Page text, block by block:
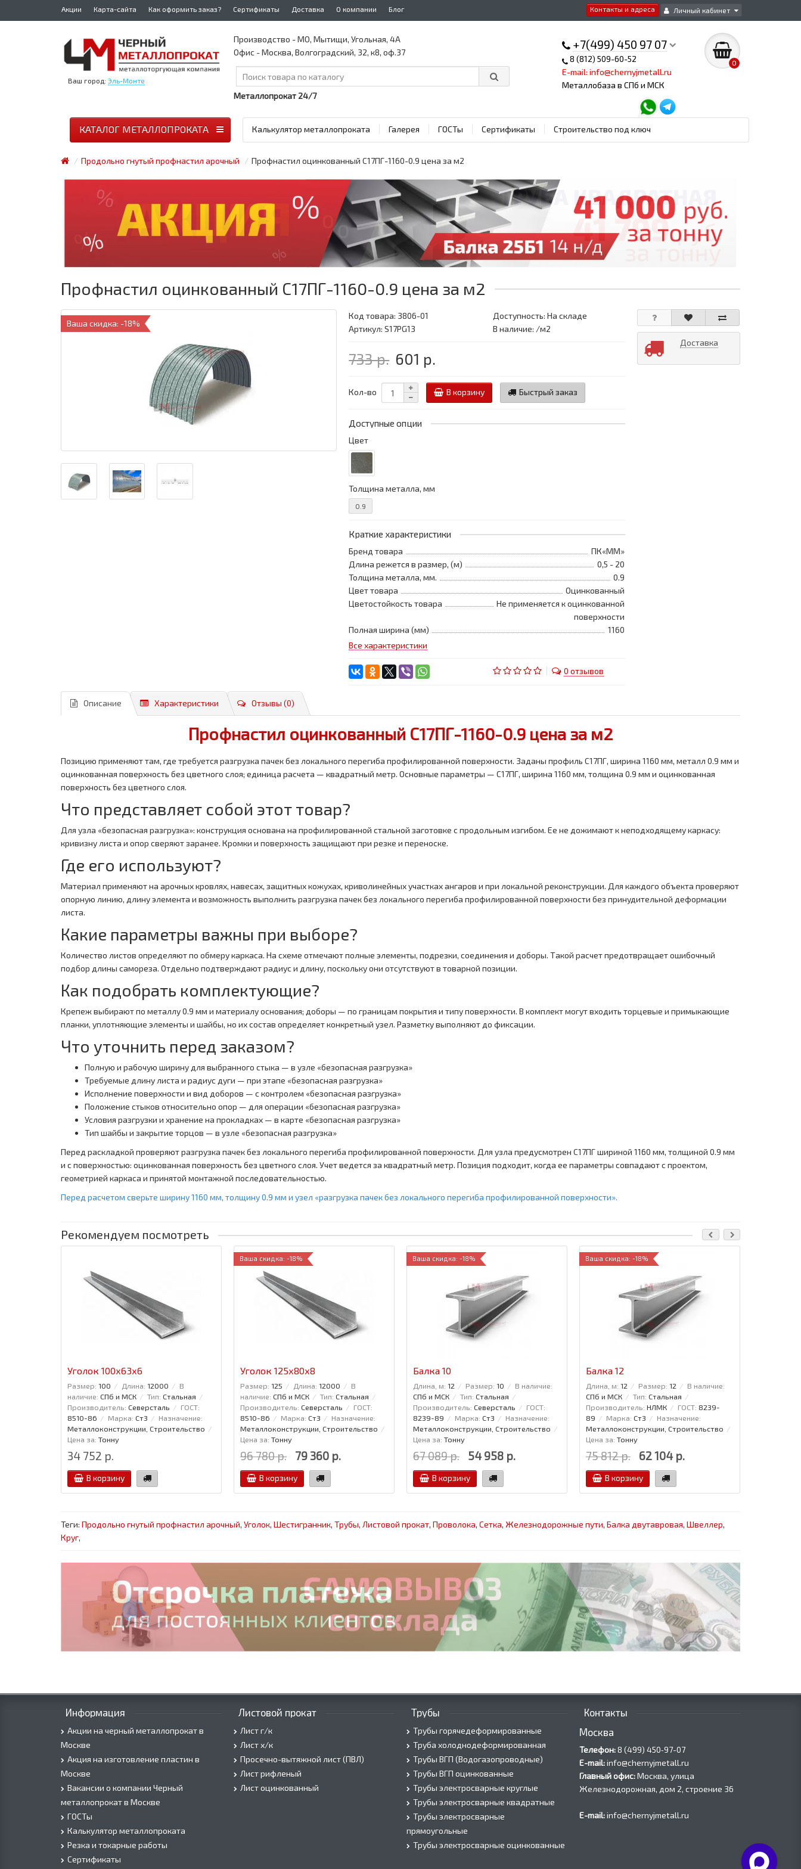
Контакты и адреса Личный кабинет
Акции Карта-сайта Как оформить заказ? Сертификаты Доставка О компании Блог
Ваш город: Эль-Монте
+7(499) 450 97 07
8 (812) 509-60-52
E-mail: info@chernyjmetall.ru
Металлобаза в СПб и МСК
0
Производство - МО, Мытищи, Угольная, 4А
Офис - Москва, Волгоградский, 32, к8, оф.37
Металлопрокат 24/7
Калькулятор металлопроката Галерея ГОСТы Сертификаты Строительство под ключ
КАТАЛОГ МЕТАЛЛОПРОКАТА
Продольно гнутый профнастил арочный Профнастил оцинкованный С17ПГ-1160-0.9 цена за м2
Профнастил оцинкованный С17ПГ-1160-0.9 цена за м2
Ваша скидка: -18%
Код товара: 3806-01
Доступность: На складе
Артикул: S17PG13
В наличие: /м2
733 р. 601 р.
Кол-во В корзину Быстрый заказ
Доступные опции
Цвет
Толщина металла, мм
0.9
Краткие характеристики
Бренд товара
ПК«ММ»
Длина режется в размер, (м)
0,5 - 20
Толщина металла, мм.
0.9
Цвет товара
Оцинкованный
Цветостойкость товара
Не применяется к оцинкованной
поверхности
Полная ширина (мм)
1160
Все характеристики
0 отзывов
Доставка
Описание Характеристики Отзывы (0)
Профнастил оцинкованный С17ПГ-1160-0.9 цена за м2
Позицию применяют там, где требуется разгрузка пачек без локального перегиба профилированной поверхности. Заданы профиль С17ПГ, ширина 1160 мм, металл 0.9 мм и
оцинкованная поверхность без цветного слоя; единица расчета — квадратный метр. Основные параметры — С17ПГ, ширина 1160 мм, толщина 0.9 мм и оцинкованная
поверхность без цветного слоя.
Что представляет собой этот товар?
Для узла «безопасная разгрузка»: конструкция основана на профилированной стальной заготовке с продольным изгибом. Ее не дожимают к неподходящему каркасу:
кривизну листа и опор сверяют заранее. Кромки и поверхность защищают при резке и переноске.
Где его используют?
Материал применяют на арочных кровлях, навесах, защитных кожухах, криволинейных участках ангаров и при локальной реконструкции. Для каждого объекта проверяют
опорную линию, длину элемента и возможность выполнить разгрузка пачек без локального перегиба профилированной поверхности без принудительной деформации
листа.
Какие параметры важны при выборе?
Количество листов определяют по обмеру каркаса. На схеме отмечают полные элементы, подрезки, соединения и доборы. Такой расчет предотвращает ошибочный
подбор длины самореза. Отдельно подтверждают радиус и длину, поскольку они отсутствуют в товарной позиции.
Как подобрать комплектующие?
Крепеж выбирают по металлу 0.9 мм и материалу основания; доборы — по границам покрытия и типу поверхности. В комплект могут входить торцевые и примыкающие
планки, уплотняющие элементы и шайбы, но их состав определяет конкретный узел. Разметку выполняют до фиксации.
Что уточнить перед заказом?
Полную и рабочую ширину для выбранного стыка — в узле «безопасная разгрузка»
Требуемые длину листа и радиус дуги — при этапе «безопасная разгрузка»
Исполнение поверхности и вид доборов — с контролем «безопасная разгрузка»
Положение стыков относительно опор — для операции «безопасная разгрузка»
Условия разгрузки и хранение на прокладках — в карте «безопасная разгрузка»
Тип шайбы и закрытие торцов — в узле «безопасная разгрузка»
Перед раскладкой проверяют разгрузка пачек без локального перегиба профилированной поверхности. Для узла предусмотрен С17ПГ шириной 1160 мм, толщиной 0.9 мм
и с поверхностью: оцинкованная поверхность без цветного слоя. Учет ведется за квадратный метр. Позиция подходит, когда ее параметры совпадают с проектом,
геометрией каркаса и принятой монтажной последовательностью.
Перед расчетом сверьте ширину 1160 мм, толщину 0.9 мм и узел «разгрузка пачек без локального перегиба профилированной поверхности».
Рекомендуем посмотреть
Уголок 100x63x6
Размер: 100 Длина: 12000
В
наличие: СПб и МСК Тип: Стальная
Производитель: Северсталь
ГОСТ:
8510-86
Марка: Ст3
Назначение:
Металлоконструкции, Строительство
Цена за: Тонну
34 752 р.
В корзину
Ваша скидка: -18%
Уголок 125x80x8
Размер: 125 Длина: 12000
В
наличие: СПб и МСК Тип: Стальная
Производитель: Северсталь
ГОСТ:
8510-86
Марка: Ст3
Назначение:
Металлоконструкции, Строительство
Цена за: Тонну
96 780 р. 79 360 р.
В корзину
Ваша скидка: -18%
Балка 10
Длина, м: 12 Размер: 10
В наличие:
СПб и МСК
Тип: Стальная
Производитель: Северсталь
ГОСТ:
8239-89
Марка: Ст3
Назначение:
Металлоконструкции, Строительство
Цена за: Тонну
67 089 р. 54 958 р.
В корзину
Ваша скидка: -18%
Балка 12
Длина, м: 12 Размер: 12
В наличие:
СПб и МСК
Тип: Стальная
Производитель: НЛМК ГОСТ: 8239-
89
Марка: Ст3
Назначение:
Металлоконструкции, Строительство
Цена за: Тонну
75 812 р. 62 104 р.
В корзину
Теги: Продольно гнутый профнастил арочный, Уголок, Шестигранник, Трубы, Листовой прокат, Проволока, Сетка, Железнодорожные пути, Балка двутавровая, Швеллер,
Круг,
Информация
Акции на черный металлопрокат в
Москве
Акция на изготовление пластин в
Москве
Вакансии о компании Черный
металлопрокат в Москве
ГОСТы
Калькулятор металлопроката
Резка и токарные работы
Сертификаты
Листовой прокат
Лист г/к
Лист х/к
Просечно-вытяжной лист (ПВЛ)
Лист рифленый
Лист оцинкованный
Трубы
Трубы горячедеформированные
Труба холоднодеформированная
Трубы ВГП (Водогазопроводные)
Трубы ВГП оцинкованные
Трубы электросварные круглые
Трубы электросварные квадратные
Трубы электросварные
прямоугольные
Трубы электросварные оцинкованные
Контакты
Москва
Телефон:8 (499) 450‑97-07
E-mail:info@chernyjmetall.ru
Главный офис:Москва, улица
Железнодорожная, дом 2, строение 36
E-mail:info@chernyjmetall.ru